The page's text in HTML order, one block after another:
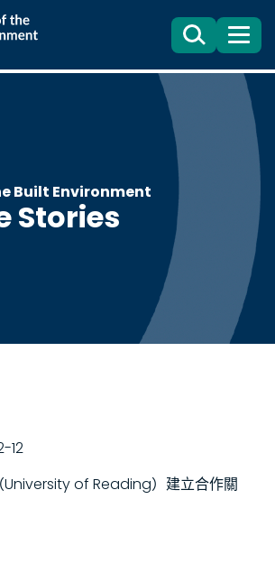
Search
目
錄
Built Environment
Stories
12
University of Reading）建立合作關